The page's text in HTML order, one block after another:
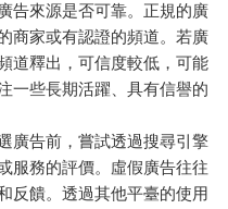
告來源是否可靠。正規的廣
商家或有認證的頻道。若廣
道釋出，可信度較低，可能
一些長期活躍、具有信譽的
廣告前，嘗試透過搜尋引擎
服務的評價。虛假廣告往往
反饋。透過其他平臺的使用